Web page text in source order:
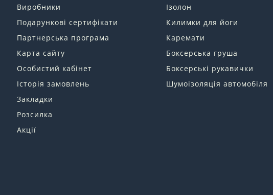
Виробники
Подарункові сертифікати
Партнерська програма
Карта сайту
Особистий кабінет
Історія замовлень
Закладки
Розсилка
Акції
Ізолон
Килимки для йоги
Каремати
Боксерська груша
Боксерські рукавички
Шумоізоляція автомобіля